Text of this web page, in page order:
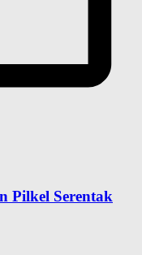
Pilkel Serentak